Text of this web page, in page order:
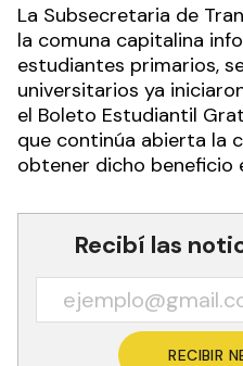
La Subsecretaria de
la comuna capitalina
estudiantes primarios,
universitarios ya
el Boleto Estudiantil
que continúa abierta la
obtener dicho beneficio
Recibí las
RECIBIR